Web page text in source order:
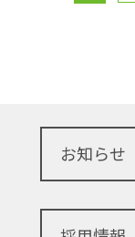
お知らせ